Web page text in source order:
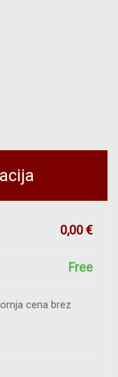
0,00 €
Free
cena brez